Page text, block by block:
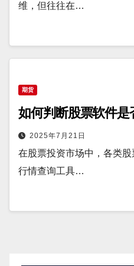
维，但往往在…
期货
如何判断股票软件是
2025年7月21日
在股票投资市场中，各类
行情查询工具…